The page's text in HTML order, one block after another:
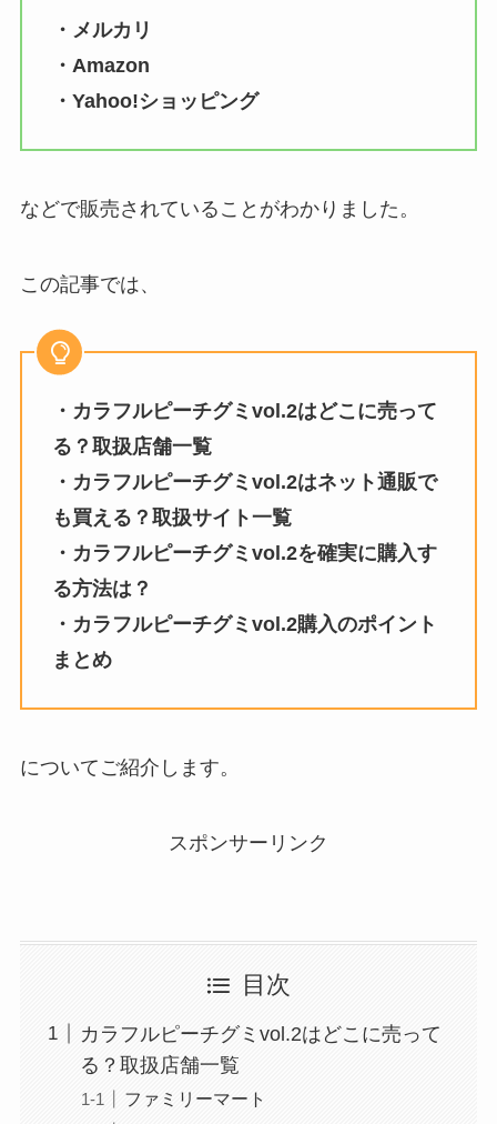
・メルカリ
・Amazon
・Yahoo!ショッピング
などで販売されていることがわかりました。
この記事では、
・カラフルピーチグミvol.2はどこに売って
る？取扱店舗一覧
・カラフルピーチグミvol.2はネット通販で
も買える？取扱サイト一覧
・カラフルピーチグミvol.2を確実に購入す
る方法は？
・ カラフルピーチグミvol.2購入のポイント
まとめ
についてご紹介します。
スポンサーリンク
目次
カラフルピーチグミvol.2はどこに売って
る？取扱店舗一覧
ファミリーマート